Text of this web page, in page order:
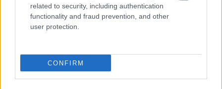
related to security, including authentication
functionality and fraud prevention, and other
user protection.
CONFIRM
Péterfy Bori kabátja a legjobb
választás a hideg időben!